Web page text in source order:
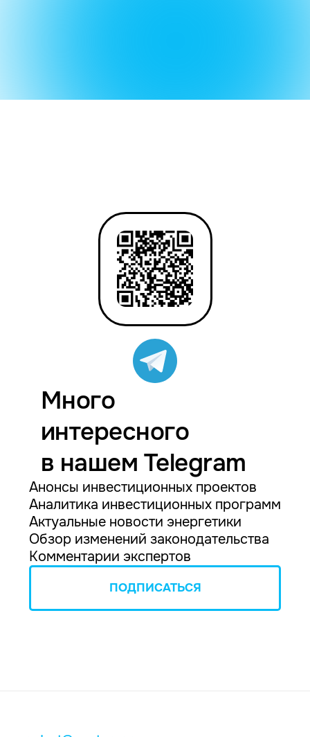
Много
интересного
в нашем Telegram
Анонсы инвестиционных проектов
Аналитика инвестиционных программ
Актуальные новости энергетики
Обзор изменений законодательства
Комментарии экспертов
ПОДПИСАТЬСЯ